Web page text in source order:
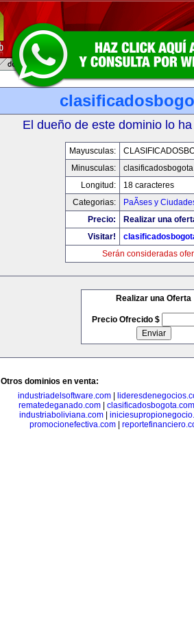
El dueño de este dominio lo
Mayusculas:
Minusculas:
Longitud:
18 caracteres
Categorias:
PaÃ­ses y
Precio:
Realizar una
Visitar!
Serán consideradas
Realizar una Oferta
Precio Ofrecido $
Otros dominios en venta:
industriadelsoftware.com
rematedeganado.com| clasificadosbogota.com
industriaboliviana.com|
promocionefectiva.com